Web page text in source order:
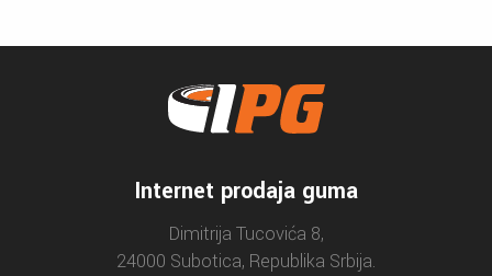
Internet prodaja guma
Dimitrija Tucovića 8,
24000 Subotica, Republika Srbija.